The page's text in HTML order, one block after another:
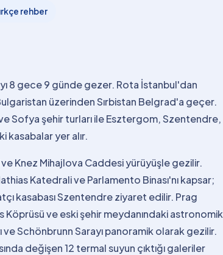
rehber
8 gece 9 günde gezer. Rota İstanbul'dan
Bulgaristan üzerinden Sırbistan Belgrad'a geçer.
Sofya şehir turları ile Esztergom, Szentendre,
kasabalar yer alır.
Knez Mihajlova Caddesi yürüyüşle gezilir.
Katedrali ve Parlamento Binası'nı kapsar;
kasabası Szentendre ziyaret edilir. Prag
ve eski şehir meydanındaki astronomik
Schönbrunn Sarayı panoramik olarak gezilir.
değişen 12 termal suyun çıktığı galeriler